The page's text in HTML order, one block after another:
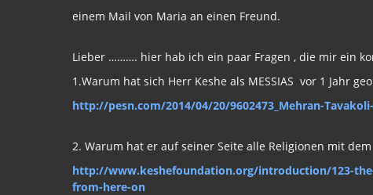
einem Mail von Maria an einen Freund.
Lieber ………. hier hab ich ein paar Fragen , die mir ein
1.Warum hat sich Herr Keshe als MESSIAS vor 1 Jahr
http://pesn.com/2014/04/20/9602473_Mehran-
2. Warum hat er auf seiner Seite alle Religionen mit
http://www.keshefoundation.org/introduction/123-
from-here-on